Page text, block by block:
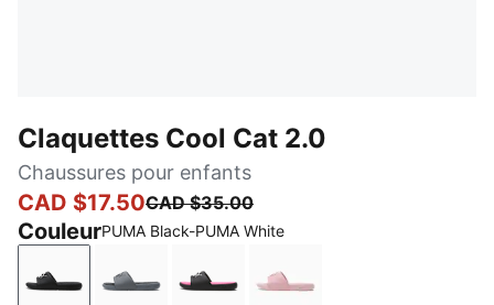
Claquettes Cool Cat 2.0
Chaussures pour enfants
CAD $17.50CAD $35.00
CouleurPUMA Black-PUMA White
PUMA Black-PUMA White
Cool Dark Gray-PUMA Black
PUMA Black-PUMA White-
Bridal Rose-Rose Gold